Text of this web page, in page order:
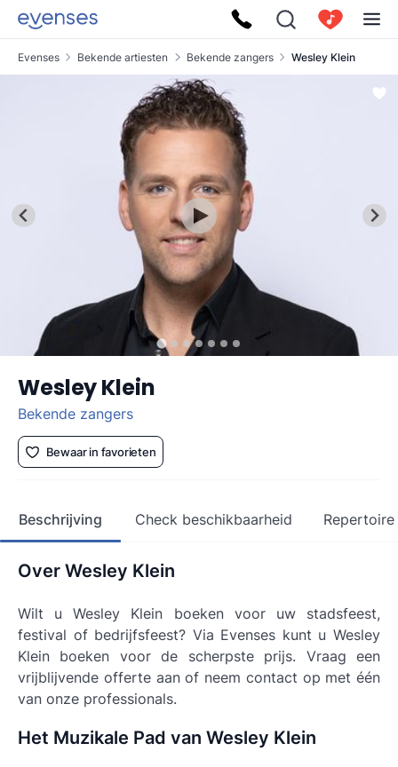
Evenses Bekende artiesten Bekende zangers Wesley Klein
Wesley Klein
Bekende zangers
Bewaar in favorieten
Beschrijving Check beschikbaarheid Repertoire
Over Wesley Klein
Wilt u Wesley Klein boeken voor uw stadsfeest,
festival of bedrijfsfeest? Via Evenses kunt u Wesley
Klein boeken voor de scherpste prijs. Vraag een
vrijblijvende offerte aan of neem contact op met één
van onze professionals.
Het Muzikale Pad van Wesley Klein